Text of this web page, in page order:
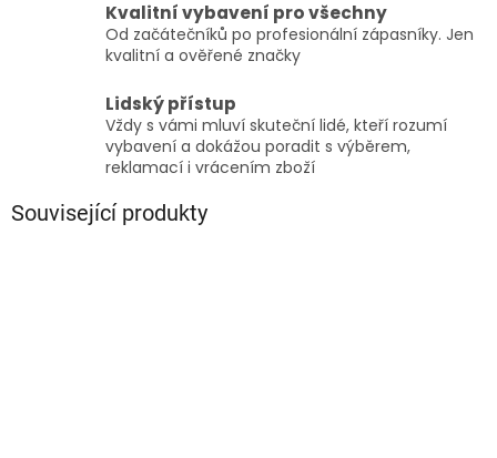
Kvalitní vybavení pro všechny
Od začátečníků po profesionální zápasníky. Jen
kvalitní a ověřené značky
Lidský přístup
Vždy s vámi mluví skuteční lidé, kteří rozumí
vybavení a dokážou poradit s výběrem,
reklamací i vrácením zboží
Související produkty